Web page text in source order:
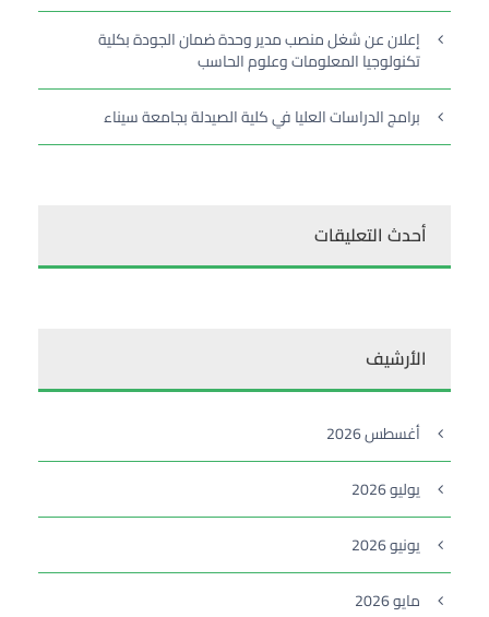
إعلان عن شغل منصب مدير وحدة ضمان الجودة بكلية
تكنولوجيا المعلومات وعلوم الحاسب
برامج الدراسات العليا في كلية الصيدلة بجامعة سيناء
أحدث التعليقات
الأرشيف
أغسطس 2026
يوليو 2026
يونيو 2026
مايو 2026